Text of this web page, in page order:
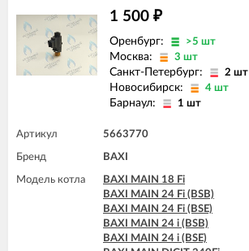
1 500 ₽
Оренбург: >5 шт
Москва: 3 шт
Санкт-Петербург: 2 шт
Новосибирск: 4 шт
Барнаул: 1 шт
Артикул 5663770
Бренд BAXI
Модель котла
BAXI MAIN 18 Fi
BAXI MAIN 24 Fi (BSB)
BAXI MAIN 24 Fi (BSE)
BAXI MAIN 24 i (BSB)
BAXI MAIN 24 i (BSE)